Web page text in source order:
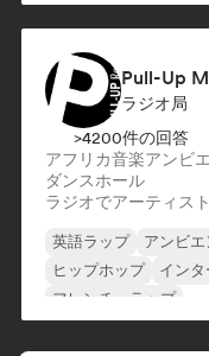
Pull-Up
ラジオ局
>4200件の回答
アフリカ音楽アンビ
ダンスホール
ラジオでアーティス
英語ラップ アンビエ
ヒップホップ
イン
フレンチ・ラップ